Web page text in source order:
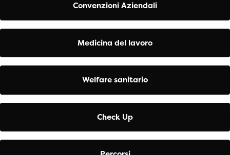
Convenzioni Aziendali
Medicina del lavoro
Welfare sanitario
Check Up